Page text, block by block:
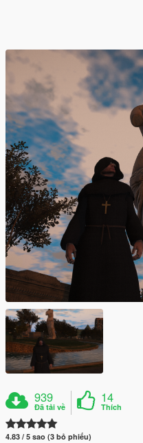
939
Đã tải về
14
Thích
4.83 / 5 sao (3 bỏ phiếu)